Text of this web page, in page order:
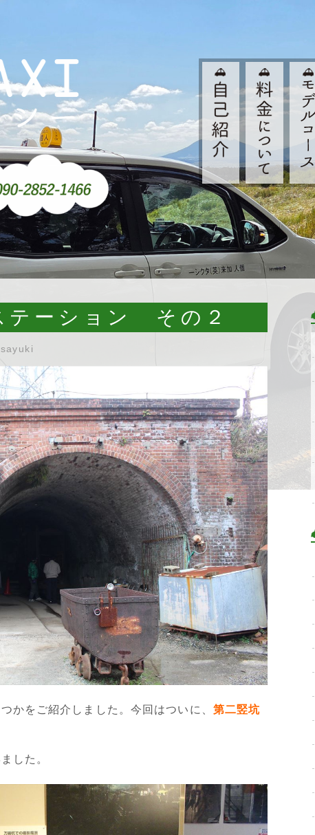
テーション その２
かをご紹介しました。今回はついに、 第二竪坑
した。